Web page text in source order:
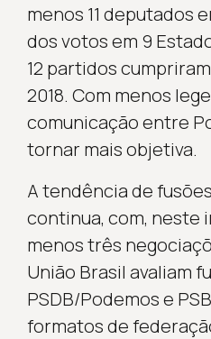
menos 11 deputados
dos votos em 9
12 partidos
2018. Com menos
comunicação entre
tornar mais objetiva.
A tendência de
continua, com, neste
menos três
União Brasil avaliam
PSDB/Podemos e
formatos de